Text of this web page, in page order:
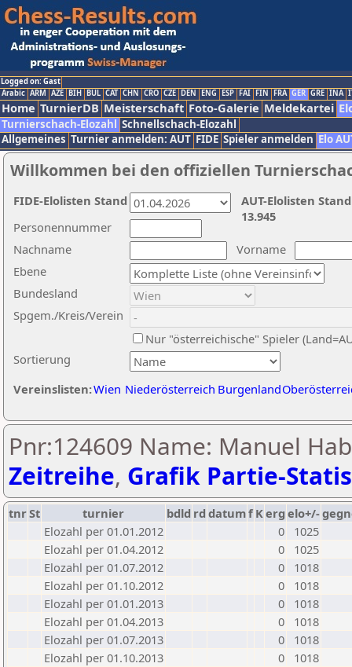
Logged on: Gast
Arabic ARM AZE BIH BUL CAT CHN CRO CZE DEN ENG ESP FAI FIN FRA GER GRE INA
Home TurnierDB Meisterschaft Foto-Galerie Meldekartei
Turnierschach-Elozahl Schnellschach-Elozahl
Allgemeines Turnier anmelden: AUT FIDE Spieler anmelden Elo
Willkommen bei den offiziellen
Nachname
Vorname
Ebene
Sortierung
Personennummer
Bundesland
Spgem./Kreis/Verein
Nur "österreichische" Spieler
Vereinslisten:Wien Niederösterreich Burgenland
AUT-Elolisten
13.945
FIDE-Elolisten Stand
Pnr:124609 Name: Manuel
Zeitreihe, Grafik Partie-
tnrSt turnier bdld rd datumf Kerg elo+/-
Elozahl per 01.01.2012
0
1025
Elozahl per 01.04.2012
0
1025
Elozahl per 01.07.2012
0
1018
Elozahl per 01.10.2012
0
1018
Elozahl per 01.01.2013
0
1018
Elozahl per 01.04.2013
0
1018
Elozahl per 01.07.2013
0
1018
Elozahl per 01.10.2013
0
1018